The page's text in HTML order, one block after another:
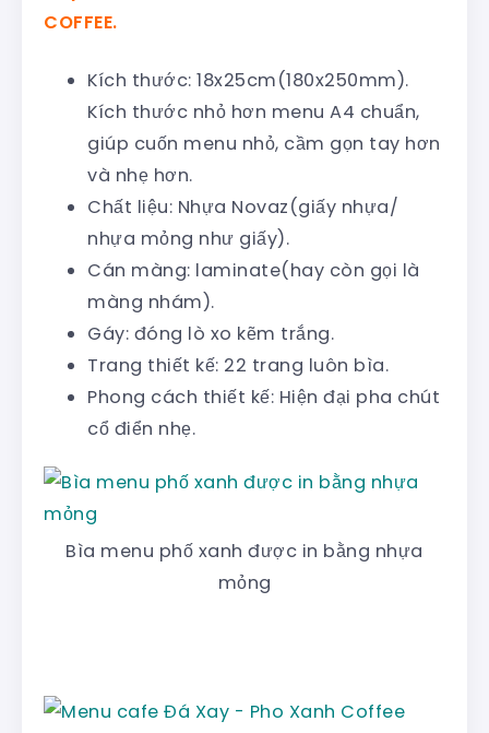
COFFEE.
Kích thước: 18x25cm(180x250mm).
Kích thước nhỏ hơn menu A4 chuẩn,
giúp cuốn menu nhỏ, cầm gọn tay hơn
và nhẹ hơn.
Chất liệu: Nhựa Novaz(giấy nhựa/
nhựa mỏng như giấy).
Cán màng: laminate(hay còn gọi là
màng nhám).
Gáy: đóng lò xo kẽm trắng.
Trang thiết kế: 22 trang luôn bìa.
Phong cách thiết kế: Hiện đại pha chút
cổ điển nhẹ.
Bìa menu phố xanh được in bằng nhựa
mỏng